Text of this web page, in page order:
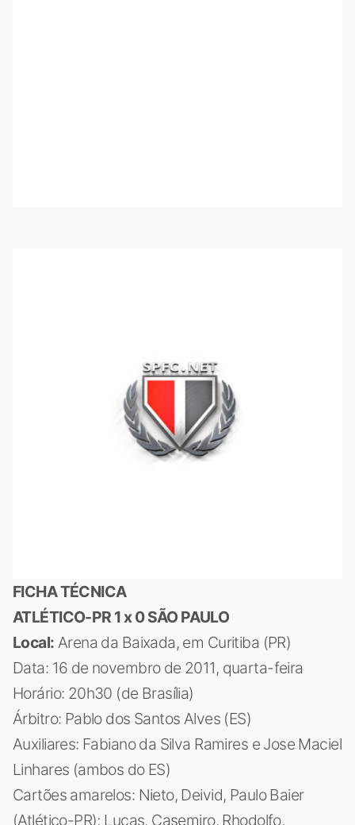
FICHA TÉCNICA
ATLÉTICO-PR 1 x 0 SÃO PAULO
Local: Arena da Baixada, em Curitiba (PR)
Data: 16 de novembro de 2011, quarta-feira
Horário: 20h30 (de Brasília)
Árbitro: Pablo dos Santos Alves (ES)
Auxiliares: Fabiano da Silva Ramires e Jose Maciel
Linhares (ambos do ES)
Cartões amarelos: Nieto, Deivid, Paulo Baier
(Atlético-PR); Lucas, Casemiro, Rhodolfo,